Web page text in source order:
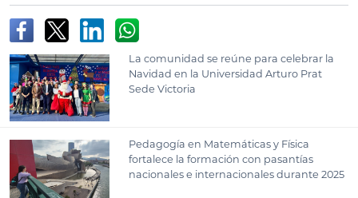
La comunidad se reúne para celebrar la
Navidad en la Universidad Arturo Prat
Sede Victoria
Pedagogía en Matemáticas y Física
fortalece la formación con pasantías
nacionales e internacionales durante 2025